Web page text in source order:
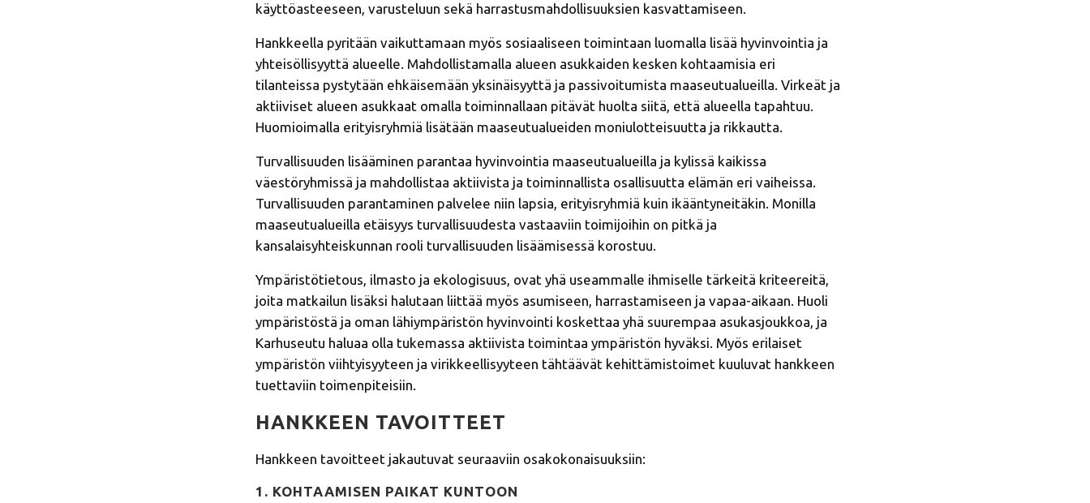
käyttöasteeseen, varusteluun sekä harrastusmahdollisuuksien kasvattamiseen.
Hankkeella pyritään vaikuttamaan myös sosiaaliseen toimintaan luomalla lisää hyvinvointia ja
yhteisöllisyyttä alueelle. Mahdollistamalla alueen asukkaiden kesken kohtaamisia eri
tilanteissa pystytään ehkäisemään yksinäisyyttä ja passivoitumista maaseutualueilla. Virkeät ja
aktiiviset alueen asukkaat omalla toiminnallaan pitävät huolta siitä, että alueella tapahtuu.
Huomioimalla erityisryhmiä lisätään maaseutualueiden moniulotteisuutta ja rikkautta.
Turvallisuuden lisääminen parantaa hyvinvointia maaseutualueilla ja kylissä kaikissa
väestöryhmissä ja mahdollistaa aktiivista ja toiminnallista osallisuutta elämän eri vaiheissa.
Turvallisuuden parantaminen palvelee niin lapsia, erityisryhmiä kuin ikääntyneitäkin. Monilla
maaseutualueilla etäisyys turvallisuudesta vastaaviin toimijoihin on pitkä ja
kansalaisyhteiskunnan rooli turvallisuuden lisäämisessä korostuu.
Ympäristötietous, ilmasto ja ekologisuus, ovat yhä useammalle ihmiselle tärkeitä kriteereitä,
joita matkailun lisäksi halutaan liittää myös asumiseen, harrastamiseen ja vapaa-aikaan. Huoli
ympäristöstä ja oman lähiympäristön hyvinvointi koskettaa yhä suurempaa asukasjoukkoa, ja
Karhuseutu haluaa olla tukemassa aktiivista toimintaa ympäristön hyväksi. Myös erilaiset
ympäristön viihtyisyyteen ja virikkeellisyyteen tähtäävät kehittämistoimet kuuluvat hankkeen
tuettaviin toimenpiteisiin.
HANKKEEN TAVOITTEET
Hankkeen tavoitteet jakautuvat seuraaviin osakokonaisuuksiin:
1. KOHTAAMISEN PAIKAT KUNTOON